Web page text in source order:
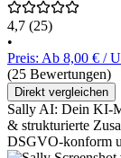
4,7 (25)
•
Preis: Ab 8,00 € /
(25 Bewertungen)
Direkt vergleichen
Sally AI: Dein KI-
& strukturierte
DSGVO-konform